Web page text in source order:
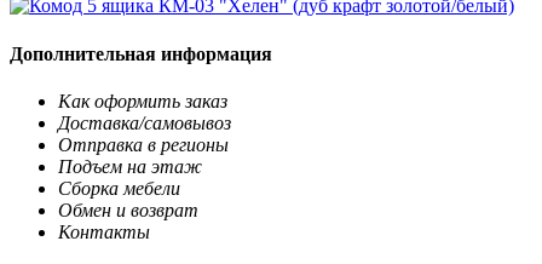
Дополнительная информация
Как оформить заказ
Доставка/самовывоз
Отправка в регионы
Подъем на этаж
Сборка мебели
Обмен и возврат
Контакты